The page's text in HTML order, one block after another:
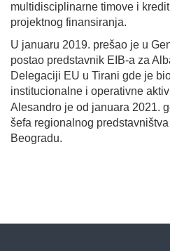
multidisciplinarne timove i
projektnog finansiranja.
U januaru 2019. prešao je u
postao predstavnik EIB-a za
Delegaciji EU u Tirani gde je
institucionalne i operativne
Alesandro je od januara 2021.
šefa regionalnog
Beogradu.